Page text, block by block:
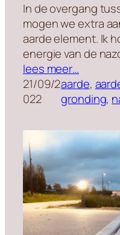
In de overgang
mogen we extra
aarde element. Ik
energie van de
lees meer…
21/09/2
022
aarde,
gronding,